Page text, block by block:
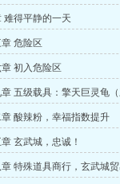
难得平静的一天
危险区
初入危险区
五级载具：擎天巨灵龟（
酸辣粉，幸福指数提升
玄武城，忠诚！
特殊道具商行，玄武城